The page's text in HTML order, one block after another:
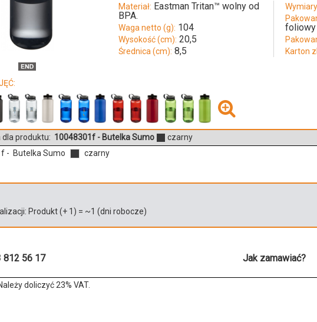
Materiał:
BPA.
Waga netto (g): 104
Wysokość (cm): 20,5
Średnica (cm): 8,5
foliowy
Karton
dla produktu: 10048301f - Butelka Sumo
czarny
- Butelka Sumo
czarny
Produkt(+ 1 ) = ~1 (dni robocze)
812 56 17 Jak zamawiać?
doliczyć 23% VAT.